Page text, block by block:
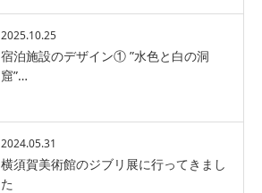
2025.10.25
宿泊施設のデザイン① ”水色と白の洞
窟”…
2024.05.31
横須賀美術館のジブリ展に行ってきまし
た